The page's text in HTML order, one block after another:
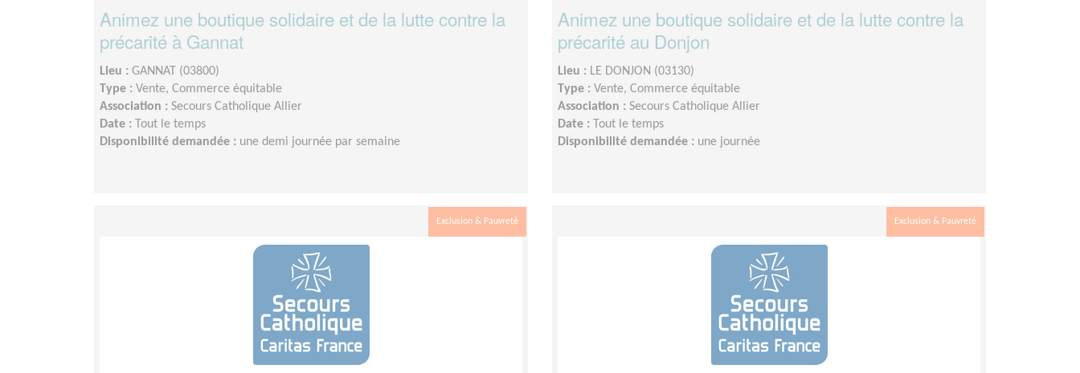
Animez une boutique solidaire et de la lutte contre la
précarité à Gannat
Lieu : GANNAT (03800)
Type : Vente, Commerce équitable
Association : Secours Catholique Allier
Date : Tout le temps
Disponibilité demandée : une demi journée par semaine
Animez une boutique solidaire et de la lutte contre la
précarité au Donjon
Lieu : LE DONJON (03130)
Type : Vente, Commerce équitable
Association : Secours Catholique Allier
Date : Tout le temps
Disponibilité demandée : une journée
Exclusion & Pauvreté Exclusion & Pauvreté